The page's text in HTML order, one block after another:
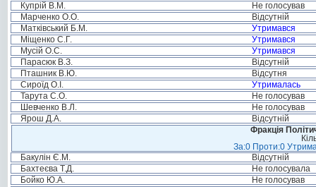
Купрій В.М.
Не голосував
Марченко О.О.
Відсутній
Матківський Б.М.
Утримався
Міщенко С.Г.
Утримався
Мусій О.С.
Утримався
Парасюк В.З.
Відсутній
Пташник В.Ю.
Відсутня
Сироїд О.І.
Утрималась
Тарута С.О.
Не голосував
Шевченко В.Л.
Не голосував
Ярош Д.А.
Відсутній
Фракція
За:0 Проти:0
Бакулін Є.М.
Відсутній
Бахтеєва Т.Д.
Не голосувала
Бойко Ю.А.
Не голосував